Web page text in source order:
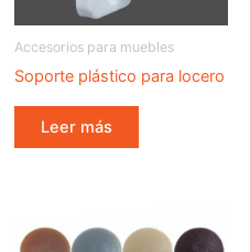
Accesorios para muebles
Soporte plástico para locero
Leer más